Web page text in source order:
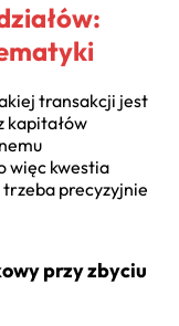
transakcji jest
kapitałów
więc kwestia
precyzyjnie
przy zbyciu